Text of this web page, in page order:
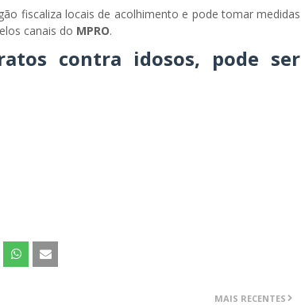
fiscaliza locais de acolhimento e pode tomar medidas
canais do MPRO.
contra idosos, pode ser
MAIS RECENTES